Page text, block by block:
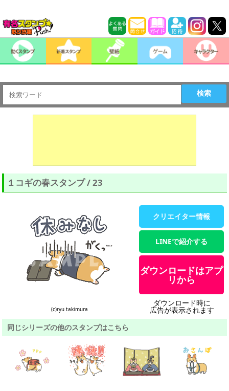
検索
１コギの春スタンプ / 23
(c)ryu takimura
クリエイター情報
LINEで紹介する
ダウンロードはアプ
リから
ダウンロード時に
広告が表示されます
同じシリーズの他のスタンプはこちら